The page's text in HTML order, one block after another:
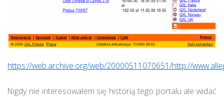
https://web.archive.org/web/20000511070651/http://
Nigdy nie interesowałem się historią tego portalu ale widać